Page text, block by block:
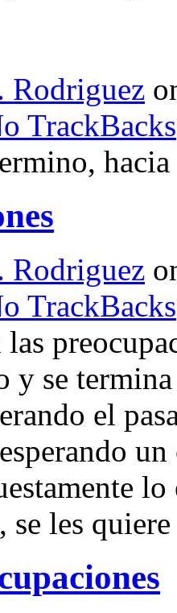
Rodriguez
TrackBacks
Rodriguez
TrackBacks
y se
el
se les